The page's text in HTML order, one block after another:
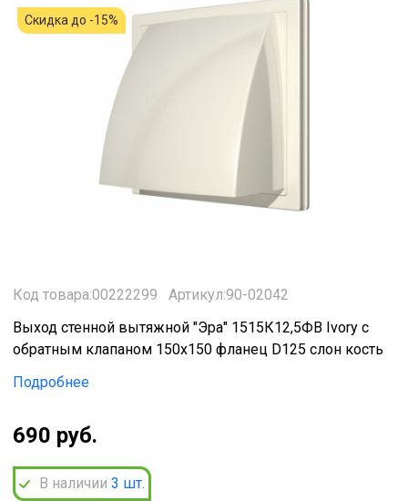
Скидка до -15%
Код товара:00222299
Артикул:90-02042
Выход стенной вытяжной "Эра" 1515К12,5ФВ Ivory с
обратным клапаном 150х150 фланец D125 слон кость
Подробнее
690 руб.
В наличии 3 шт.